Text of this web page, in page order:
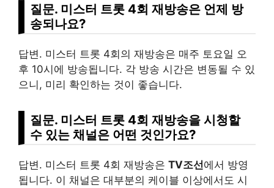
질문. 미스터 트롯 4회 재방송은 언제 방
송되나요?
답변. 미스터 트롯 4회의 재방송은 매주 토요일 오
후 10시에 방송됩니다. 각 방송 시간은 변동될 수 있
으니, 미리 확인하는 것이 좋습니다.
질문. 미스터 트롯 4회 재방송을 시청할
수 있는 채널은 어떤 것인가요?
답변. 미스터 트롯 4회 재방송은 TV조선에서 방영
됩니다. 이 채널은 대부분의 케이블 이상에서도 시